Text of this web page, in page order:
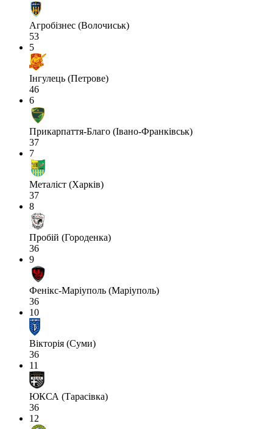
Агробізнес (Волочиськ)
53
5
Інгулець (Петрове)
46
6
Прикарпаття-Благо (Івано-Франківськ)
37
7
Металіст (Харків)
37
8
Пробій (Городенка)
36
9
Фенікс-Маріуполь (Маріуполь)
36
10
Вікторія (Суми)
36
11
ЮКСА (Тарасівка)
36
12